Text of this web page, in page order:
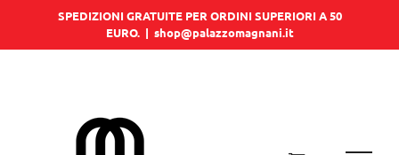
SPEDIZIONI GRATUITE PER ORDINI SUPERIORI A 50
EURO. | shop@palazzomagnani.it